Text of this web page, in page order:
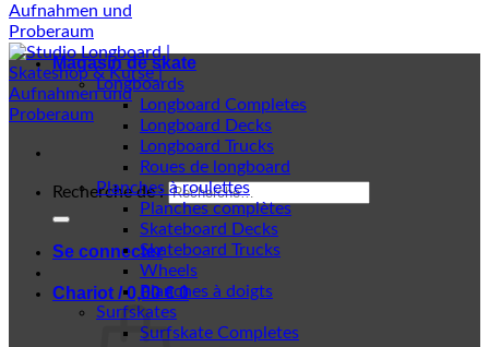
Recherche de :
Se connecter
Chariot /0,00€ 0
Magasin de skate
Longboards
Longboard Completes
Longboard Decks
Longboard Trucks
Roues de longboard
Planches à roulettes
Planches complètes
Skateboard Decks
Skateboard Trucks
Wheels
Planches à doigts
Surfskates
Surfskate Completes